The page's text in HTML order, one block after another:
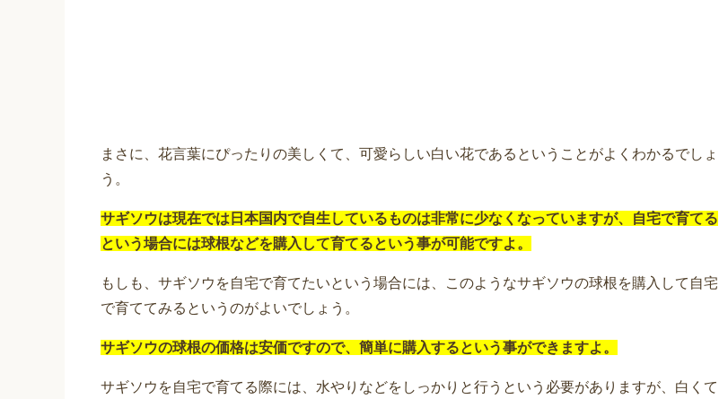
まさに、花言葉にぴったりの美しくて、可愛らしい白い花であるということがよくわかるでしょ
う。
サギソウは現在では日本国内で自生しているものは非常に少なくなっていますが、自宅で育てる
という場合には球根などを購入して育てるという事が可能ですよ。
もしも、サギソウを自宅で育てたいという場合には、このようなサギソウの球根を購入して自宅
で育ててみるというのがよいでしょう。
サギソウの球根の価格は安価ですので、簡単に購入するという事ができますよ。
サギソウを自宅で育てる際には、水やりなどをしっかりと行うという必要がありますが、白くて